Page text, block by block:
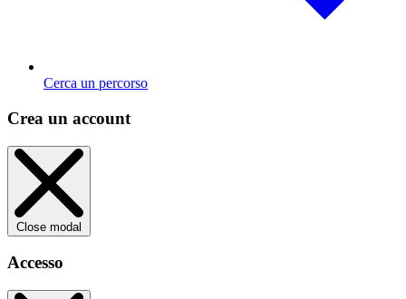
Cerca un percorso
Crea un account
Close modal
Accesso